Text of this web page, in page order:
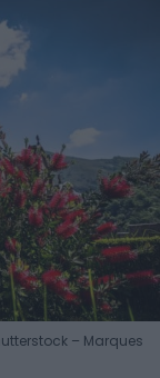
– Marques